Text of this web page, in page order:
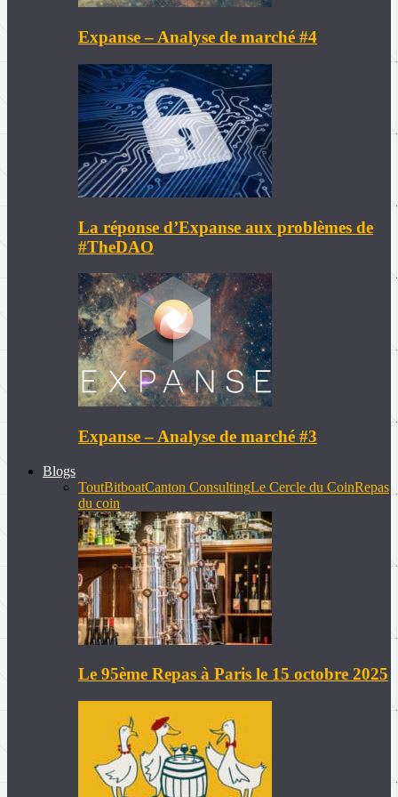
Expanse – Analyse de marché #4
La réponse d’Expanse aux problèmes de
#TheDAO
Expanse – Analyse de marché #3
Blogs
ToutBitboatCanton ConsultingLe Cercle du CoinRepas
du coin
Le 95ème Repas à Paris le 15 octobre 2025